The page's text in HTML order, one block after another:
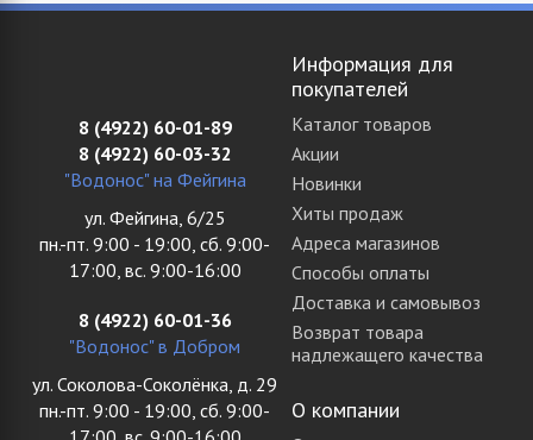
8 (4922) 60-01-89
8 (4922) 60-03-32
"Водонос" на Фейгина
ул. Фейгина, 6/25
пн.-пт. 9:00 - 19:00, сб. 9:00-
17:00, вс. 9:00-16:00
8 (4922) 60-01-36
"Водонос" в Добром
ул. Соколова-Соколёнка, д. 29
пн.-пт. 9:00 - 19:00, сб. 9:00-
Информация для
покупателей
Каталог товаров
Акции
Новинки
Хиты продаж
Адреса магазинов
Способы оплаты
Доставка и самовывоз
Возврат товара
надлежащего качества
О компании